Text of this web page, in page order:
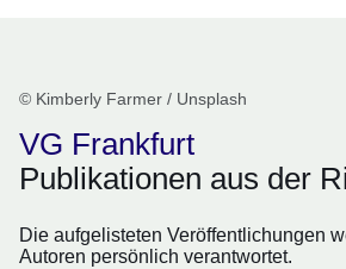
© Kimberly Farmer / Unsplash
VG Frankfurt
Publikationen aus der
Die aufgelisteten Veröffentlichungen
Autoren persönlich verantwortet.